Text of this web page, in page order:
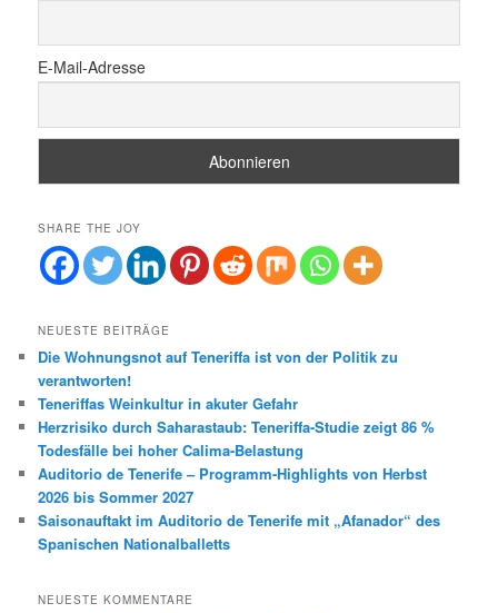
E-Mail-Adresse
SHARE THE JOY
NEUESTE BEITRÄGE
Die Wohnungsnot auf Teneriffa ist von der Politik zu
verantworten!
Teneriffas Weinkultur in akuter Gefahr
Herzrisiko durch Saharastaub: Teneriffa-Studie zeigt 86 %
Todesfälle bei hoher Calima-Belastung
Auditorio de Tenerife – Programm-Highlights von Herbst
2026 bis Sommer 2027
Saisonauftakt im Auditorio de Tenerife mit „Afanador“ des
Spanischen Nationalballetts
NEUESTE KOMMENTARE